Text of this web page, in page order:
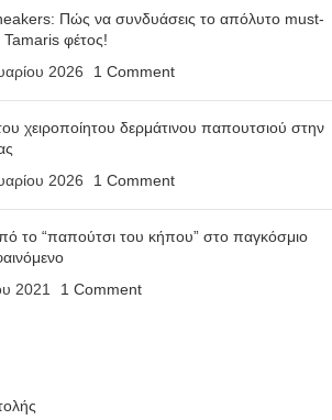
Πώς να συνδυάσεις το απόλυτο must-
Tamaris φέτος!
2026
1 Comment
χειροποίητου δερμάτινου παπουτσιού στην
2026
1 Comment
το “παπούτσι του κήπου” στο παγκόσμιο
2021
1 Comment